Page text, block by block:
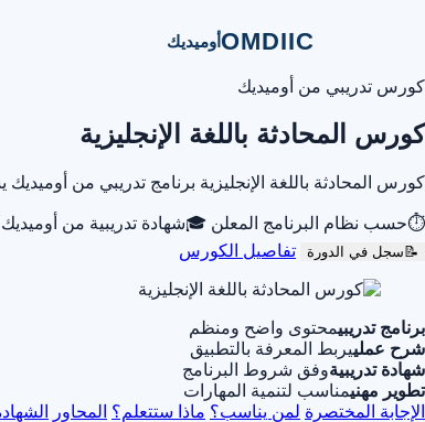
OMDIICأوميديك
كورس تدريبي من أوميديك
كورس المحادثة باللغة الإنجليزية
كورس المحادثة باللغة الإنجليزية برنامج تدريبي من
⏱حسب نظام البرنامج المعلن 🎓شهادة تدريبية من أوميديك
📝 سجل في الدورة تفاصيل الكورس
برنامج تدريبيمحتوى واضح ومنظم
شرح عملييربط المعرفة بالتطبيق
شهادة تدريبيةوفق شروط البرنامج
تطوير مهنيمناسب لتنمية المهارات
الإجابة المختصرة لمن يناسب؟ ماذا ستتعلم؟ المحاور